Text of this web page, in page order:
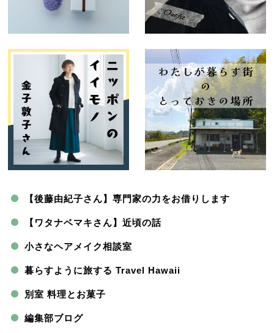
【後藤由紀子さん】専門家の力をお借りします
【ワタナベマキさん】近頃の話
小さなヘアメイク相談室
暮らすように旅する Travel Hawaii
別室 料理とお菓子
編集部ブログ